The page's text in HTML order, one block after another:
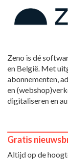
Zeno is dé
en België. Met
abonnementen,
en
digitaliseren en
Gratis
Altijd op de